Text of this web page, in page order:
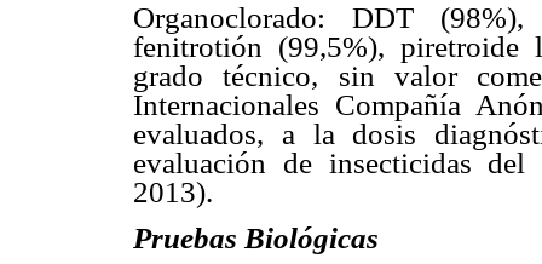
Organoclorado: DDT
fenitrotión (99,5%), piretroide
grado técnico, sin valor
Internacionales Compañía
evaluados, a la dosis
evaluación de insecticidas
2013).
Pruebas Biológicas